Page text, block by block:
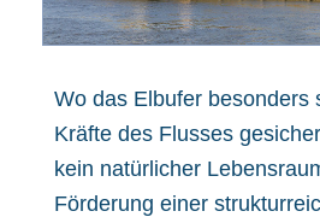
Wo das Elbufer besonders
Kräfte des Flusses
kein natürlicher
Förderung einer